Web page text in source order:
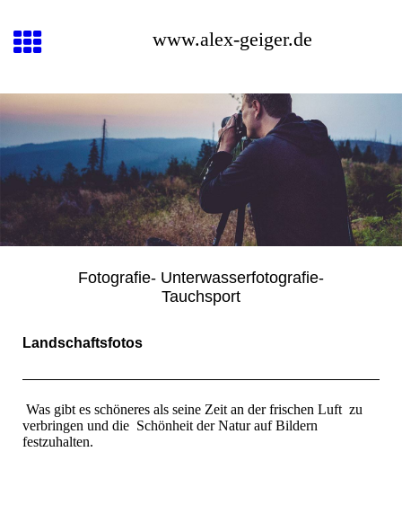
www.alex-geiger.de
Fotografie- Unterwasserfotografie-
Tauchsport
Landschaftsfotos
Was gibt es schöneres als seine Zeit an der frischen Luft zu
verbringen und die Schönheit der Natur auf Bildern
festzuhalten.